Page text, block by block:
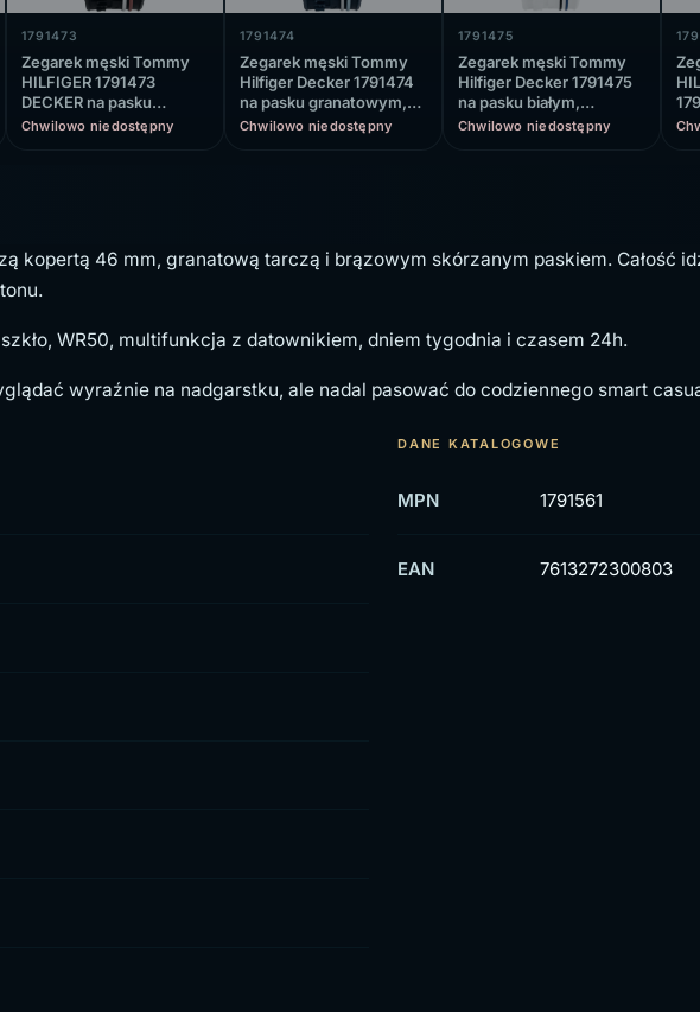
1791473
Zegarek męski Tommy
HILFIGER 1791473
DECKER na pasku
czarnym, czarna tarcza,
Chwilowo niedostępny
1791474
Zegarek męski Tommy
Hilfiger Decker 1791474
na pasku granatowym,
niebieska tarcza
Chwilowo niedostępny
1791475
Zegarek męski Tommy
Hilfiger Decker 1791475
na pasku białym,
grafitowa tarcza
Chwilowo niedostępny
kopertą 46 mm, granatową tarczą i brązowym skórzanym paskiem. Całość
WR50, multifunkcja z datownikiem, dniem tygodnia i czasem 24h.
wyraźnie na nadgarstku, ale nadal pasować do codziennego smart
DANE KATALOGOWE
MPN 1791561
EAN 7613272300803